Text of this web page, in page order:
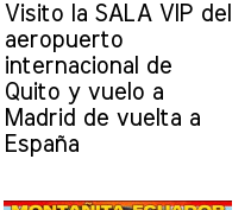
Visito la SALA VIP del
aeropuerto
internacional de
Quito y vuelo a
Madrid de vuelta a
España